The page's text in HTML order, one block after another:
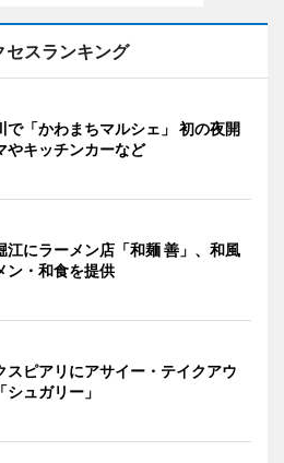
セスランキング
で「かわまちマルシェ」 初の夜開
やキッチンカーなど
江にラーメン店「和麺 善」、和風
ン・和食を提供
スピアリにアサイー・テイクアウ
シュガリー」